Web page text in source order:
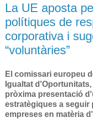
La UE aposta
polítiques de
corporativa i
“voluntàries”
El comissari europeu
Igualtat
pròxima presentació
estratègiques a seguir
empreses en matèria